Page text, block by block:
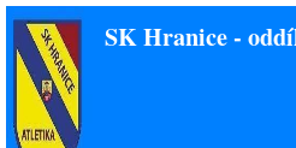
SK Hranice -